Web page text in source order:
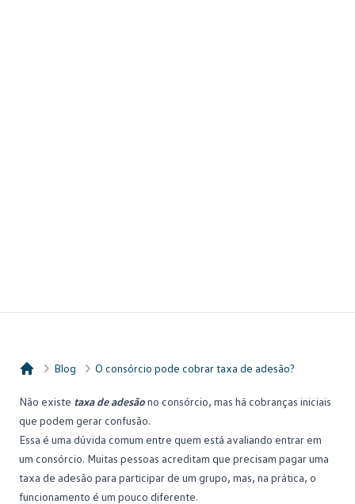
Blog O consórcio pode cobrar taxa de adesão?
Não existe taxa de adesãono consórcio, mas há cobranças iniciais
que podem gerar confusão.
Essa é uma dúvida comum entre quem está avaliando entrar em
um consórcio. Muitas pessoas acreditam que precisam pagar uma
taxa de adesão para participar de um grupo, mas, na prática, o
funcionamento é um pouco diferente.